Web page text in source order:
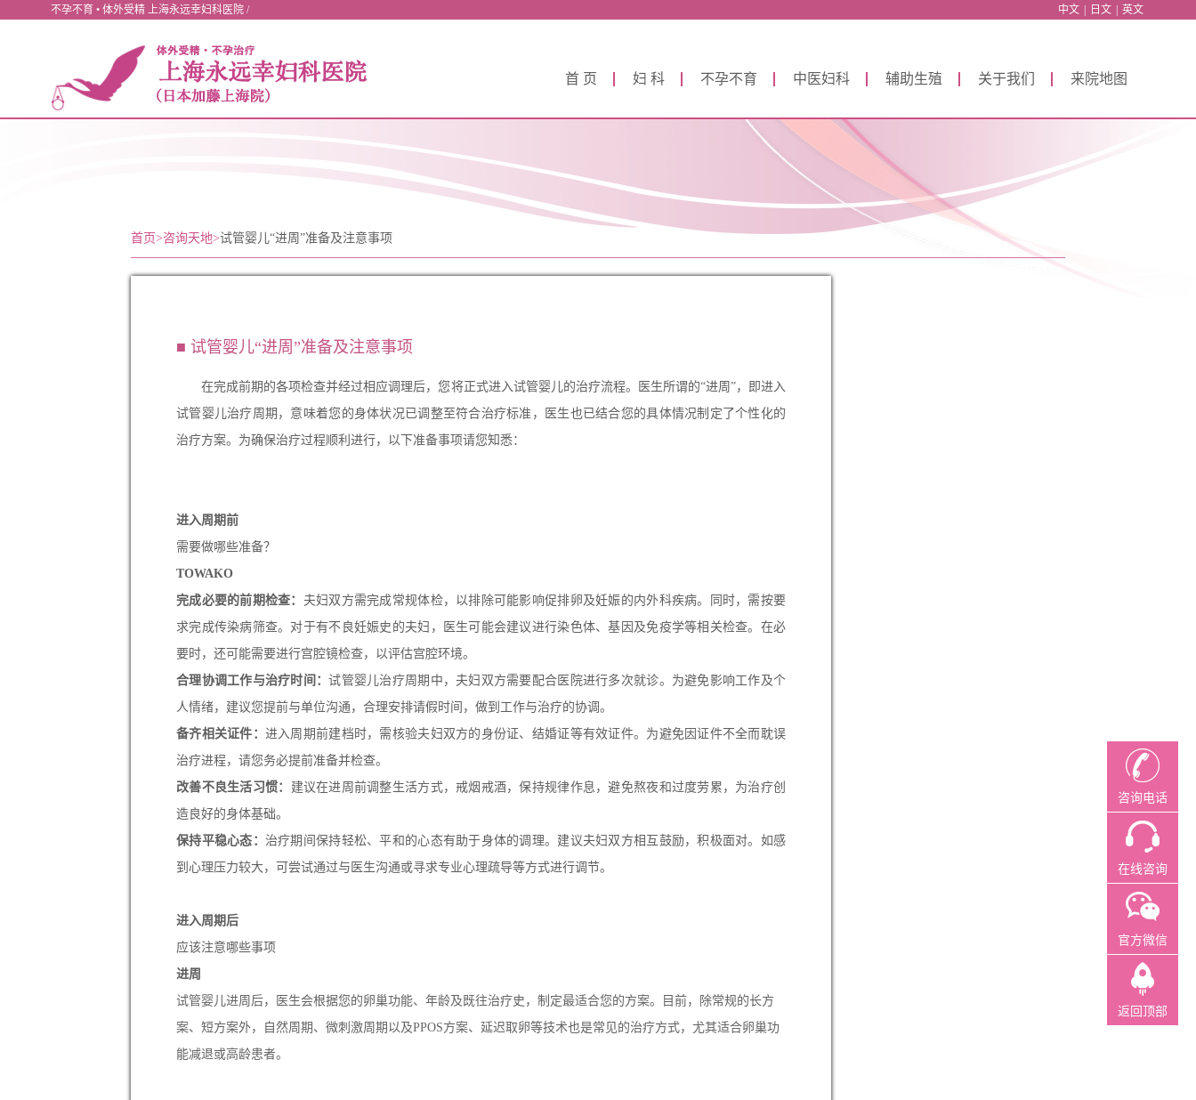
不孕不育 • 体外受精 上海永远幸妇科医院 / 中文 日文 英文
首 页 妇 科 不孕不育 中医妇科 辅助生殖 关于我们 来院地图
咨询电话
在线咨询
官方微信
返回顶部
首页>咨询天地>试管婴儿“进周”准备及注意事项
■ 试管婴儿“进周”准备及注意事项
在完成前期的各项检查并经过相应调理后，您将正式进入试管婴儿的治疗流程。医生所谓的“进周”，即进入
试管婴儿治疗周期，意味着您的身体状况已调整至符合治疗标准，医生也已结合您的具体情况制定了个性化的
治疗方案。为确保治疗过程顺利进行，以下准备事项请您知悉：
进入周期前
需要做哪些准备？
TOWAKO
完成必要的前期检查： 夫妇双方需完成常规体检，以排除可能影响促排卵及妊娠的内外科疾病。同时，需按要
求完成传染病筛查。对于有不良妊娠史的夫妇，医生可能会建议进行染色体、基因及免疫学等相关检查。在必
要时，还可能需要进行宫腔镜检查，以评估宫腔环境。
合理协调工作与治疗时间：试管婴儿治疗周期中，夫妇双方需要配合医院进行多次就诊。为避免影响工作及个
人情绪，建议您提前与单位沟通，合理安排请假时间，做到工作与治疗的协调。
备齐相关证件： 进入周期前建档时，需核验夫妇双方的身份证、结婚证等有效证件。为避免因证件不全而耽误
治疗进程，请您务必提前准备并检查。
改善不良生活习惯： 建议在进周前调整生活方式，戒烟戒酒，保持规律作息，避免熬夜和过度劳累，为治疗创
造良好的身体基础。
保持平稳心态： 治疗期间保持轻松、平和的心态有助于身体的调理。建议夫妇双方相互鼓励，积极面对。如感
到心理压力较大，可尝试通过与医生沟通或寻求专业心理疏导等方式进行调节。
进入周期后
应该注意哪些事项
进周
试管婴儿进周后，医生会根据您的卵巢功能、年龄及既往治疗史，制定最适合您的方案。目前，除常规的长方
案、短方案外，自然周期、微刺激周期以及PPOS方案、延迟取卵等技术也是常见的治疗方式，尤其适合卵巢功
能减退或高龄患者。